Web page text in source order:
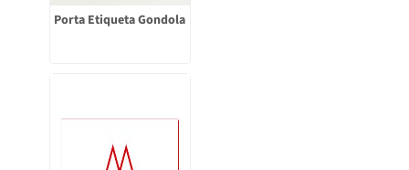
Porta Etiqueta Gondola